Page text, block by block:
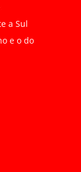
a Sul
e o do